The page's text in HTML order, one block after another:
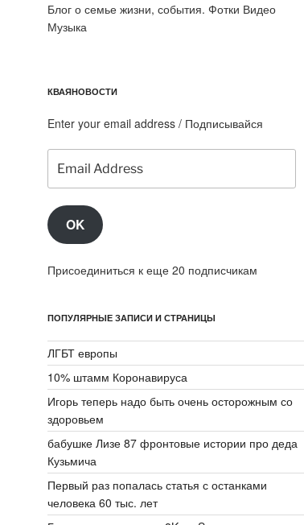
Блог о семье жизни, события. Фотки Видео
Музыка
КВАЯНОВОСТИ
Enter your email address / Подписывайся
Address
OK
Присоединиться к еще 20 подписчикам
ПОПУЛЯРНЫЕ ЗАПИСИ И СТРАНИЦЫ
ЛГБТ европы
10% штамм Коронавируса
Игорь теперь надо быть очень осторожным со
здоровьем
бабушке Лизе 87 фронтовые истории про деда
Кузьмича
Первый раз попалась статья с останками
человека 60 тыс. лет